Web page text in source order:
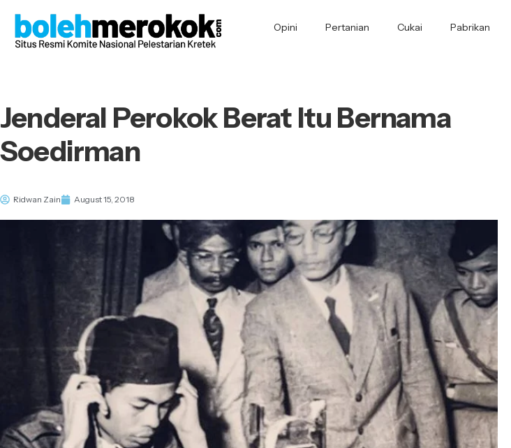
Opini Pertanian Cukai Pabrikan
Jenderal Perokok Berat Itu Bernama
Soedirman
Ridwan Zain August 15, 2018